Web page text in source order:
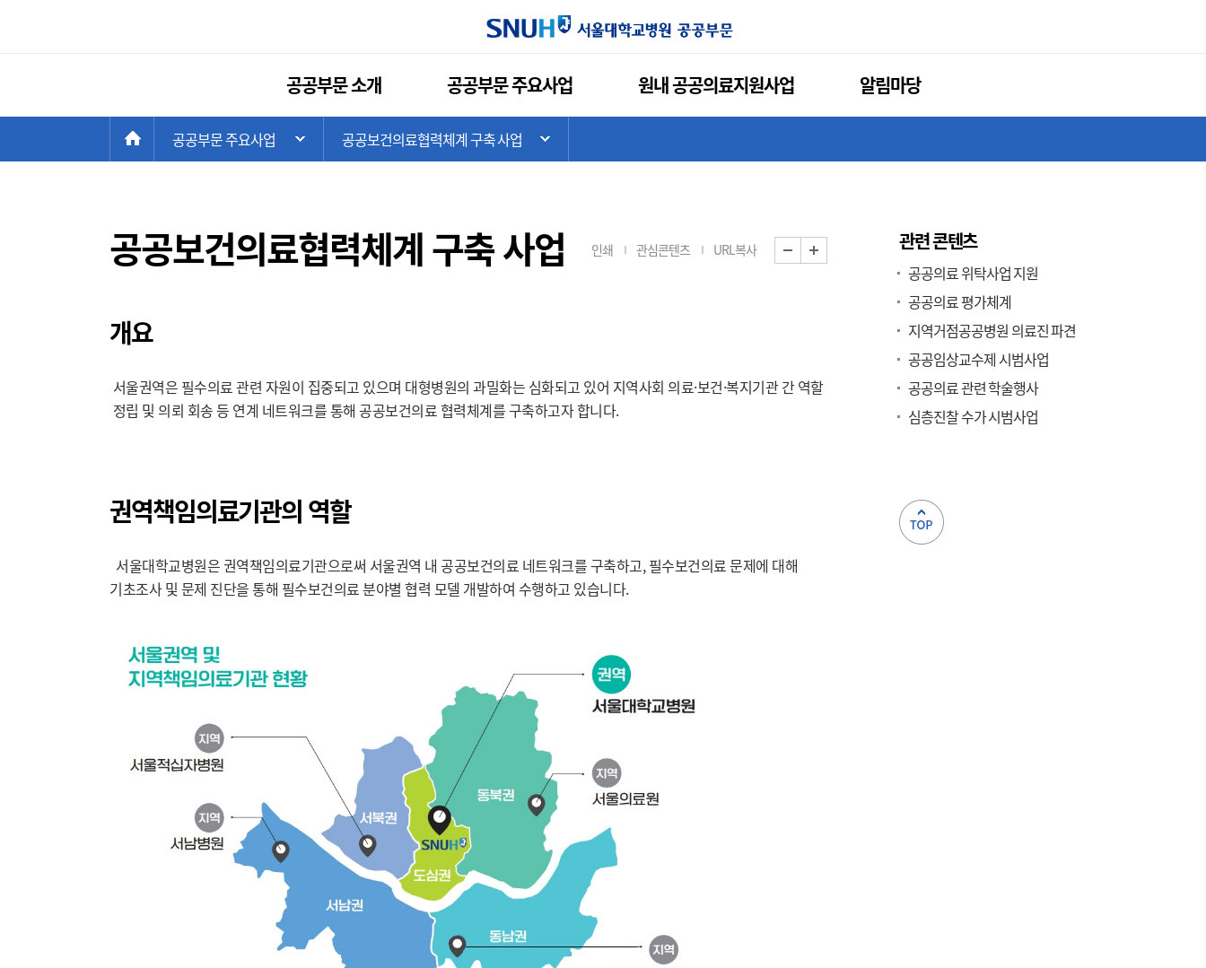
공공부문 소개 공공부문 주요사업 원내 공공의료지원사업 알림마당
HOME
공공부문 주요사업 주 메뉴 목록 열기
공공보건의료협력체계 구축 사업
인쇄 관심콘텐츠 URL복사 화면 축소
공공보건의료협력체계 구축 사업
개요
서울권역은 필수의료 관련 자원이 집중되고 있으며 대형병원의 과밀화는 심화되고 있어 지역사회 의료·보건·복지기관 간 역할
정립 및 의뢰 회송 등 연계 네트워크를 통해 공공보건의료 협력체계를 구축하고자 합니다.
권역책임의료기관의 역할
서울대학교병원은 권역책임의료기관으로써 서울권역 내 공공보건의료 네트워크를 구축하고, 필수보건의료 문제에 대해
기초조사 및 문제 진단을 통해 필수보건의료 분야별 협력 모델 개발하여 수행하고 있습니다.
관련 콘텐츠
공공의료 위탁사업 지원
공공의료 평가체계
지역거점공공병원 의료진 파견
공공임상교수제 시범사업
공공의료 관련 학술행사
심층진찰 수가 시범사업